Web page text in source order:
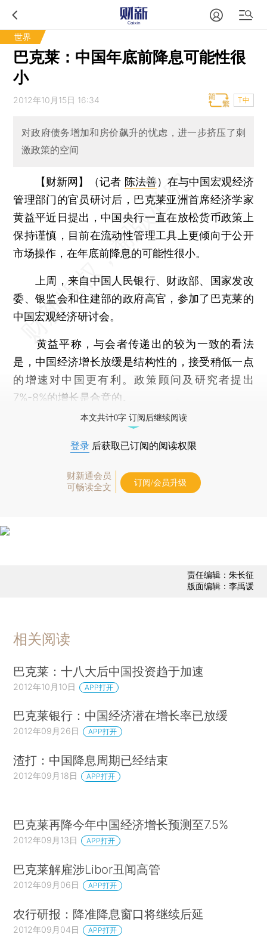
世界
巴克莱：中国年底前降息可能性很
小
2012年10月15日 16:34 T中
对政府债务增加和房价飙升的忧虑，进一步挤压了刺
激政策的空间
【财新网】（记者 陈法善） 在与中国宏观经济
管理部门的官员研讨后，巴克莱亚洲首席经济学家
黄益平近日提出，中国央行一直在放松货币政策上
保持谨慎，目前在流动性管理工具上更倾向于公开
市场操作，在年底前降息的可能性很小。
上周，来自中国人民银行、财政部、国家发改
委、银监会和住建部的政府高官，参加了巴克莱的
中国宏观经济研讨会。
黄益平称，与会者传递出的较为一致的看法
是，中国经济增长放缓是结构性的，接受稍低一点
的增速对中国更有利。政策顾问及研究者提出
7%-8%的增长是合意的。
本文共计0字 订阅后继续阅读
登录 后获取已订阅的阅读权限
财新通会员
可畅读全文
订阅/会员升级
责任编辑：朱长征
版面编辑：李禹谖
相关阅读
巴克莱：十八大后中国投资趋于加速
2012年10月10日 APP打开
巴克莱银行：中国经济潜在增长率已放缓
2012年09月26日 APP打开
渣打：中国降息周期已经结束
2012年09月18日 APP打开
巴克莱再降今年中国经济增长预测至7.5%
2012年09月13日 APP打开
巴克莱解雇涉Libor丑闻高管
2012年09月06日 APP打开
农行研报：降准降息窗口将继续后延
2012年09月04日 APP打开